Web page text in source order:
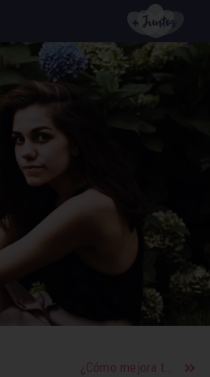
¿Cómo mejora tu cuerpo practicando yoga en casa?